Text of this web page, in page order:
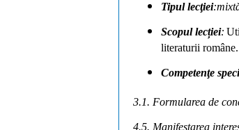
Tipul lecţiei
Scopul lecției:
literaturii române.
Competenţe
3.1. Formularea de
4.5. Manifestarea